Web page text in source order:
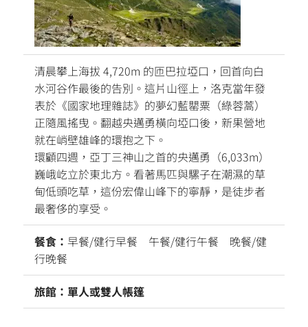
清晨攀上海拔 4,720m 的匝巴拉埡口，回首向白
水河谷作最後的告別。這片山徑上，洛克當年發
表於《國家地理雜誌》的夢幻藍罌粟（綠蓉蒿）
正隨風搖曳。翻越央邁勇橫向埡口後，新果營地
就在峭壁雄峰的環抱之下。
環顧四週，亞丁三神山之首的央邁勇（6,033m）
巍峨屹立於東北方。看著馬匹與騾子在潮濕的草
甸低頭吃草，這份宏偉山峰下的寧靜，是徒步者
最奢侈的享受。
餐食： 早餐/健行早餐 午餐/健行午餐 晚餐/健
行晚餐
旅館：單人或雙人帳篷